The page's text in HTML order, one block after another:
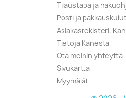
Tilaustapa ja
Posti ja pakkauskulut
Asiakasrekisteri,
Tietoja Kanesta
Ota meihin yhteyttä
Sivukartta
Myymälät